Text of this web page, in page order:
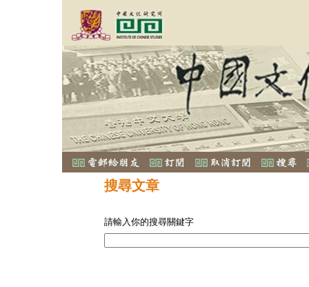
搜尋文章
請輸入你的搜尋關鍵字